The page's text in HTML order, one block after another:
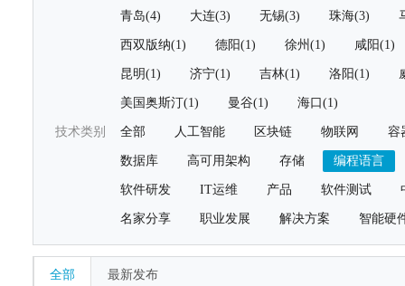
青岛(4) 大连(3) 无锡(3) 珠海(3)
西双版纳(1) 德阳(1) 徐州(1) 咸阳(1)
昆明(1) 济宁(1) 吉林(1) 洛阳(1)
美国奥斯汀(1) 曼谷(1) 海口(1)
技术类别 全部 人工智能 区块链 物联网 容
数据库 高可用架构 存储 编程语言
软件研发 IT运维 产品 软件测试
名家分享 职业发展 解决方案 智能硬
全部 最新发布